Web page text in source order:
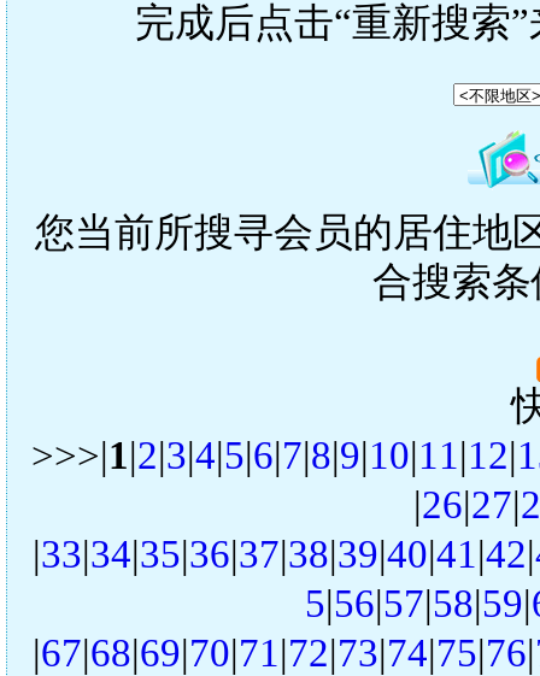
完成后点击“重新搜索
您当前所搜寻会员的居住地
合搜索
>>>|1|2|3|4|5|6|7|8|9|10|11|12|
|26|27|
|33|34|35|36|37|38|39|40|41|42|
5|56|57|58|59|
|67|68|69|70|71|72|73|74|75|76|